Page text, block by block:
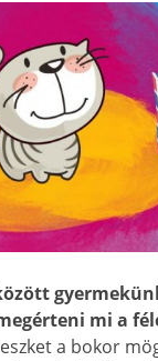
mi a
a bokor